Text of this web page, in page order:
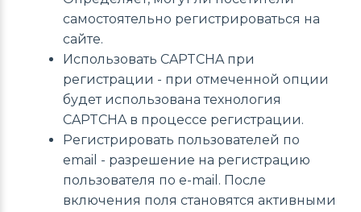
самостоятельно регистрироваться на
сайте.
Использовать CAPTCHA при
регистрации - при отмеченной опции
будет использована технология
CAPTCHA в процессе регистрации.
Регистрировать пользователей по
email - разрешение на регистрацию
пользователя по e-mail. После
включения поля становятся активными